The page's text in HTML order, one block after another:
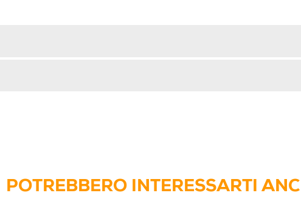
POTREBBERO INTERESSARTI